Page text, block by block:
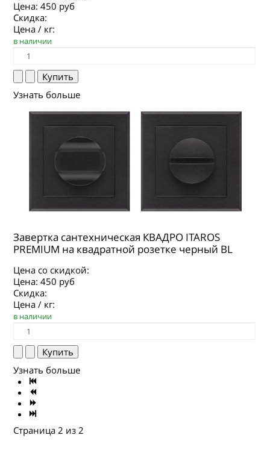
Цена:450 руб
Скидка:
Цена / кг:
в наличии
Узнать больше
Завертка сантехническая КВАДРО ITAROS
PREMIUM на квадратной розетке черный BL
Цена со скидкой:
Цена:450 руб
Скидка:
Цена / кг:
в наличии
Узнать больше
Страница 2 из 2